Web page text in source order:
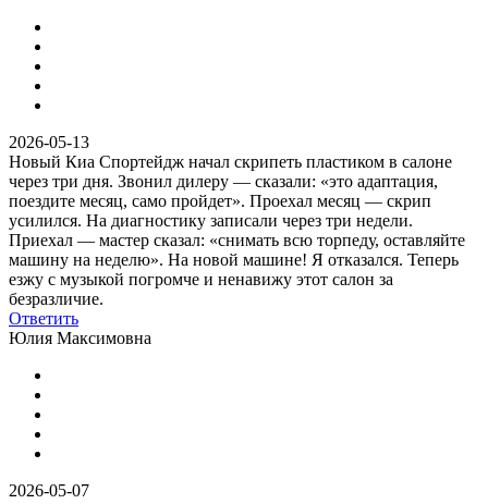
2026-05-13
Новый Киа Спортейдж начал скрипеть пластиком в салоне
через три дня. Звонил дилеру — сказали: «это адаптация,
поездите месяц, само пройдет». Проехал месяц — скрип
усилился. На диагностику записали через три недели.
Приехал — мастер сказал: «снимать всю торпеду, оставляйте
машину на неделю». На новой машине! Я отказался. Теперь
езжу с музыкой погромче и ненавижу этот салон за
безразличие.
Ответить
Юлия Максимовна
2026-05-07